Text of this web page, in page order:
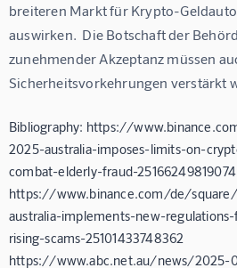
breiteren Markt für Krypto-
auswirken.  Die Botschaft der
zunehmender Akzeptanz müssen
Sicherheitsvorkehrungen verstärkt
Bibliography: https://
2025-australia-imposes-limits-on-
combat-elderly-fraud-25166249819074
https://www.binance.com/de/
australia-implements-new-
rising-scams-25101433748362
https://www.abc.net.au/news/2025-